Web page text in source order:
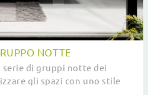
NOTTE
di gruppi notte dei
gli spazi con uno stile